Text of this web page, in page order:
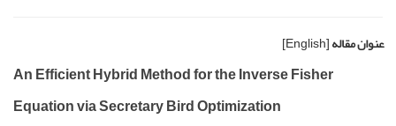
عنوان مقاله[English]
An Efficient Hybrid Method for the Inverse Fisher
Equation via Secretary Bird Optimization